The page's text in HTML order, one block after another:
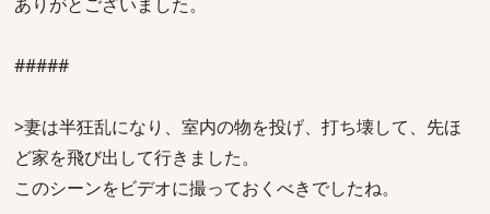
#####
>妻は半狂乱になり、室内の物を投げ、打ち壊して、先ほ
ど家を飛び出して行きました。
このシーンをビデオに撮っておくべきでしたね。